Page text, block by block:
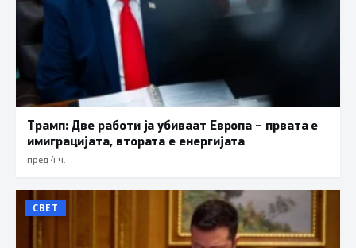
Трамп: Две работи ја убиваат Европа – првата е
имиграцијата, втората е енергијата
пред 4 ч.
СВЕТ